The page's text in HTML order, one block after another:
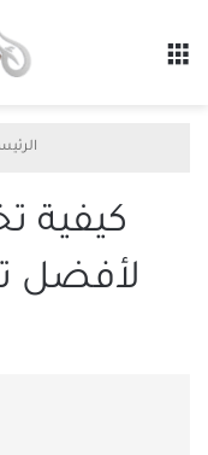
كيفية
لأفضل